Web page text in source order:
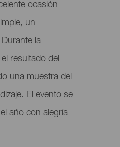
ocasión
un
la
resultado del
una muestra del
El evento se
año con alegría